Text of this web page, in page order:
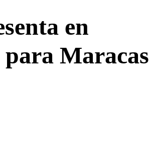
en
Maracas